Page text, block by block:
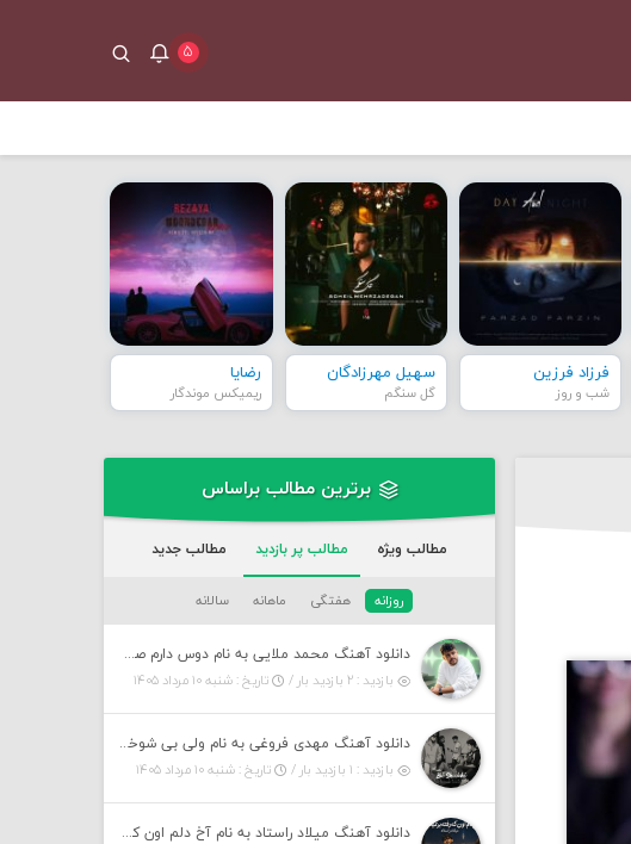
۵
فرزاد فرزین
شب و روز
سهیل مهرزادگان
گل سنگم
رضایا
ریمیکس موندگار
برترین مطالب براساس
مطالب ویژه مطالب پر بازدید مطالب جدید
روزانه هفتگی ماهانه سالانه
دانلود آهنگ محمد ملایی به نام دوس دارم صدات کنم توهم بگی جونم نیمه پنهونم
بازدید : ۲ بازدید بار /
تاریخ : شنبه ۱۰ مرداد ۱۴۰۵
دانلود آهنگ مهدی فروغی به نام ولی بی شوخی مراقب من باش
بازدید : ۱ بازدید بار /
تاریخ : شنبه ۱۰ مرداد ۱۴۰۵
دانلود آهنگ میلاد راستاد به نام آخ دلم اون که رفته برنمیگرده اون که رفته خیلی نامرده